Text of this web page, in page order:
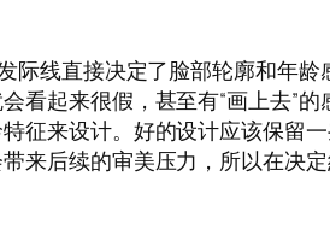
际线直接决定了脸部轮廓和年龄
看起来很假，甚至有“画上去”的
征来设计。好的设计应该保留
来后续的审美压力，所以在决定